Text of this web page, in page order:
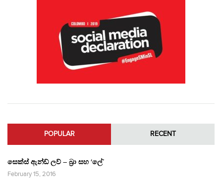
POPULAR RECENT
සෙක්ස් ඇන්ඩ් ලව් – බ්‍රා සහ ‘ලේ’
February 15, 2016